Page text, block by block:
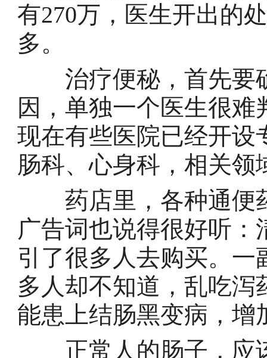
有270万，医生开出的
多。
治疗便秘，首先要
因，单独一个医生很
现在有些医院已经开设
肠科、心身科，相关
药店里，各种通便
广告词也说得很好听
引了很多人去购买。
多人却不知道，乱吃
能患上结肠黑变病，增
正常人的肠子，应